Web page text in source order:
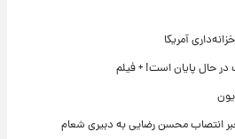
آمریکا
در حال پایان است! + فیلم
انتصاب محسن رضایی به دبیری شعام